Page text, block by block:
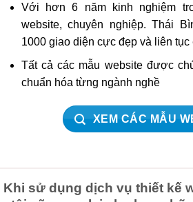
Với hơn 6 năm kinh nghiệm
website, chuyên nghiệp. Thái
1000 giao diện cực đẹp và liên tục
Tất cả các mẫu website được
chuẩn hóa từng ngành nghề
XEM CÁC MẪU
Khi sử dụng dịch vụ thiết kế